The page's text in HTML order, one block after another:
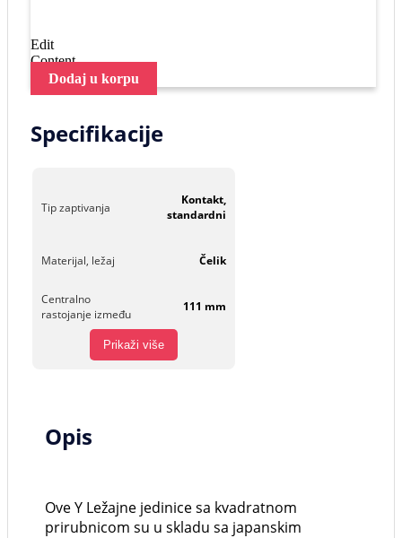
Edit
Content
Dodaj u korpu
Specifikacije
Tip zaptivanja
Kontakt,
standardni
Materijal, ležaj Čelik
Centralno
rastojanje između
111 mm
Prikaži više
Opis
Ove Y Ležajne jedinice sa kvadratnom
prirubnicom su u skladu sa japanskim